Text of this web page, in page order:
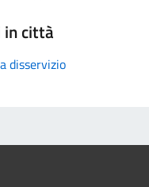
in città
disservizio